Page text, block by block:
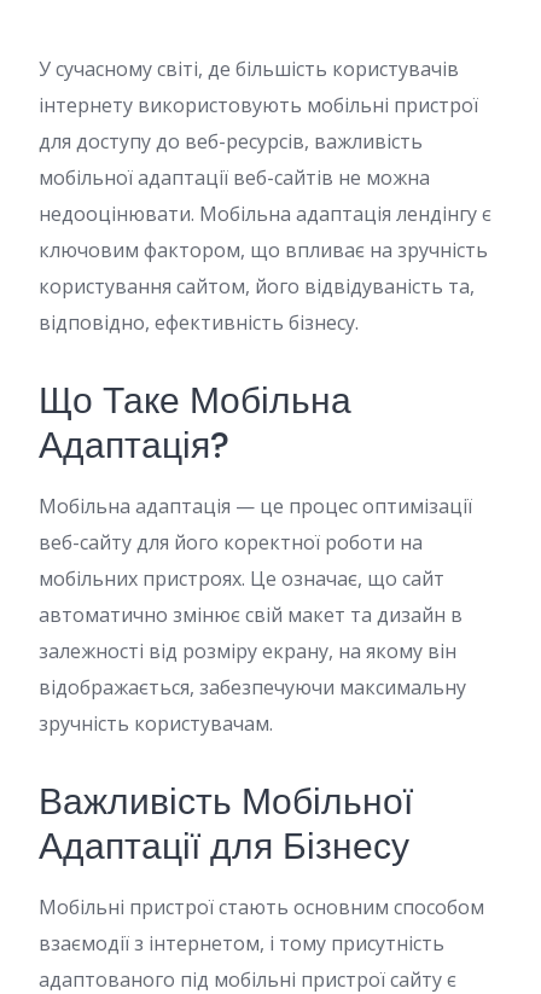
У сучасному світі, де більшість користувачів
інтернету використовують мобільні пристрої
для доступу до веб-ресурсів, важливість
мобільної адаптації веб-сайтів не можна
недооцінювати. Мобільна адаптація лендінгу є
ключовим фактором, що впливає на зручність
користування сайтом, його відвідуваність та,
відповідно, ефективність бізнесу.
Що Таке Мобільна
Адаптація?
Мобільна адаптація — це процес оптимізації
веб-сайту для його коректної роботи на
мобільних пристроях. Це означає, що сайт
автоматично змінює свій макет та дизайн в
залежності від розміру екрану, на якому він
відображається, забезпечуючи максимальну
зручність користувачам.
Важливість Мобільної
Адаптації для Бізнесу
Мобільні пристрої стають основним способом
взаємодії з інтернетом, і тому присутність
адаптованого під мобільні пристрої сайту є